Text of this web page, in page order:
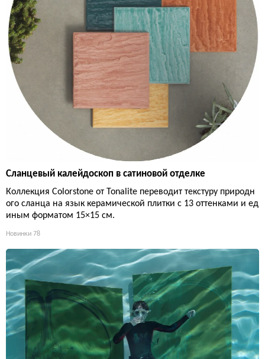
Сланцевый калейдоскоп в сатиновой отделке
Коллекция Colorstone от Tonalite переводит текстуру природн
ого сланца на язык керамической плитки с 13 оттенками и ед
иным форматом 15×15 см.
Новинки 78